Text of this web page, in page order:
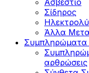
Σίδηρος
Άλλα
Συμπληρώματα
αρθρώσεις